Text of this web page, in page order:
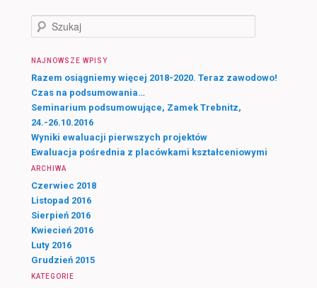
z
k
a
j
NAJNOWSZE WPISY
Razem osiągniemy więcej 2018-2020. Teraz zawodowo!
Czas na podsumowania…
Seminarium podsumowujące, Zamek Trebnitz,
24.-26.10.2016
Wyniki ewaluacji pierwszych projektów
Ewaluacja pośrednia z placówkami kształceniowymi
ARCHIWA
Czerwiec 2018
Listopad 2016
Sierpień 2016
Kwiecień 2016
Luty 2016
Grudzień 2015
KATEGORIE